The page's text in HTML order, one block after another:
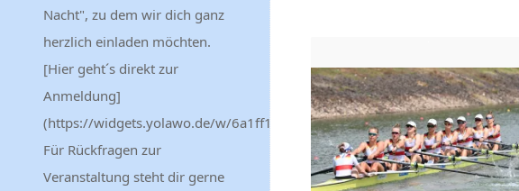
Nacht", zu dem wir dich ganz
herzlich einladen möchten.
[Hier geht´s direkt zur
Anmeldung]
(https://widgets.yolawo.de/w/6a1ff13bc8855cc70a53f342)!
Für Rückfragen zur
Veranstaltung steht dir gerne